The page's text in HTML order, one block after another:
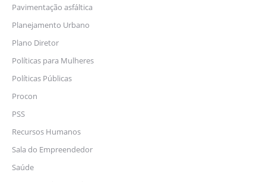
Pavimentação asfáltica
Planejamento Urbano
Plano Diretor
Políticas para Mulheres
Políticas Públicas
Procon
PSS
Recursos Humanos
Sala do Empreendedor
Saúde